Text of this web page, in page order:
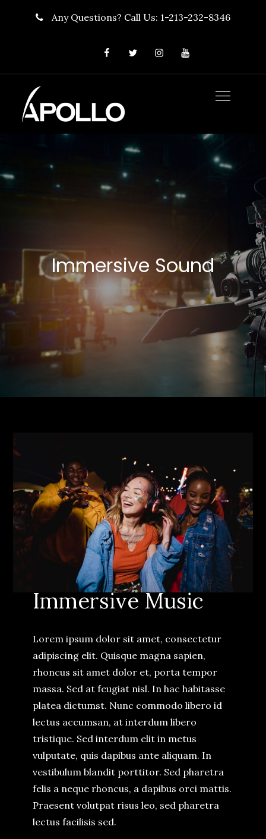
Any Questions? Call Us: 1-213-232-8346
FacebookTwitterInstragram
YouTube
Immersive Sound
Immersive Music
Lorem ipsum dolor sit amet, consectetur
adipiscing elit. Quisque magna sapien,
rhoncus sit amet dolor et, porta tempor
massa. Sed at feugiat nisl. In hac habitasse
platea dictumst. Nunc commodo libero id
lectus accumsan, at interdum libero
tristique. Sed interdum elit in metus
vulputate, quis dapibus ante aliquam. In
vestibulum blandit porttitor. Sed pharetra
felis a neque rhoncus, a dapibus orci mattis.
Praesent volutpat risus leo, sed pharetra
lectus facilisis sed.